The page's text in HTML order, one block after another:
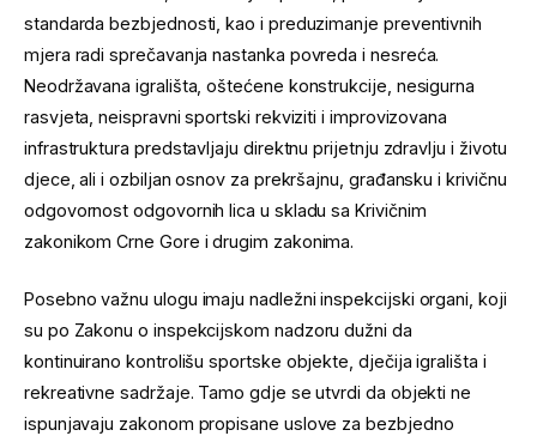
standarda bezbjednosti, kao i preduzimanje preventivnih
mjera radi sprečavanja nastanka povreda i nesreća.
Neodržavana igrališta, oštećene konstrukcije, nesigurna
rasvjeta, neispravni sportski rekviziti i improvizovana
infrastruktura predstavljaju direktnu prijetnju zdravlju i životu
djece, ali i ozbiljan osnov za prekršajnu, građansku i krivičnu
odgovornost odgovornih lica u skladu sa Krivičnim
zakonikom Crne Gore i drugim zakonima.
Posebno važnu ulogu imaju nadležni inspekcijski organi, koji
su po Zakonu o inspekcijskom nadzoru dužni da
kontinuirano kontrolišu sportske objekte, dječija igrališta i
rekreativne sadržaje. Tamo gdje se utvrdi da objekti ne
ispunjavaju zakonom propisane uslove za bezbjedno